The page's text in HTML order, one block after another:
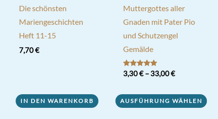
Die schönsten
Mariengeschichten
Heft 11-15
7,70€
IN DEN WARENKORB
Muttergottes aller
Gnaden mit Pater Pio
und Schutzengel
Gemälde
Bewertet mit
5.00
3,30€– 33,00€
AUSFÜHRUNG WÄHLEN
Produkt